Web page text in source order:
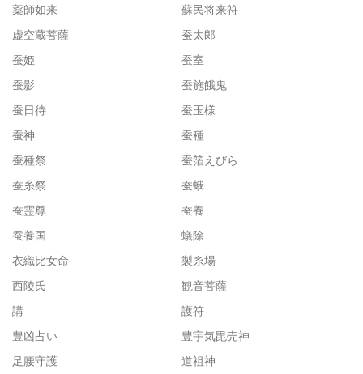
薬師如来
蘇民将来符
虚空蔵菩薩
蚕太郎
蚕姫
蚕室
蚕影
蚕施餓鬼
蚕日待
蚕玉様
蚕神
蚕種
蚕種祭
蚕箔えびら
蚕糸祭
蚕蛾
蚕霊尊
蚕養
蚕養国
蟻除
衣織比女命
製糸場
西陵氏
観音菩薩
講
護符
豊凶占い
豊宇気毘売神
足腰守護
道祖神